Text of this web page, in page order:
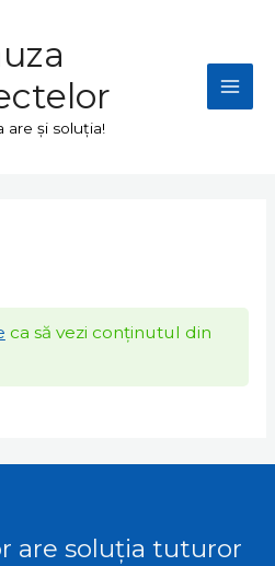
are și soluția!
ca să vezi conținutul din
are soluția tuturor